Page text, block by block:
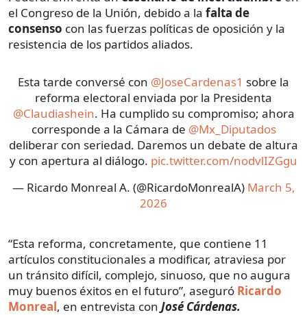
el Congreso de la Unión, debido a la falta de
consenso con las fuerzas políticas de oposición y la
resistencia de los partidos aliados.
Esta tarde conversé con @JoseCardenas1 sobre la
reforma electoral enviada por la Presidenta
@Claudiashein. Ha cumplido su compromiso; ahora
corresponde a la Cámara de @Mx_Diputados
deliberar con seriedad. Daremos un debate de altura
y con apertura al diálogo. pic.twitter.com/nodvlIZGgu
— Ricardo Monreal A. (@RicardoMonrealA) March 5,
2026
“Esta reforma, concretamente, que contiene 11
artículos constitucionales a modificar, atraviesa por
un tránsito difícil, complejo, sinuoso, que no augura
muy buenos éxitos en el futuro”, aseguró Ricardo
Monreal, en entrevista con José Cárdenas.